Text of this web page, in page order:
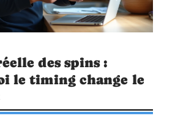
des spins :
le timing change le